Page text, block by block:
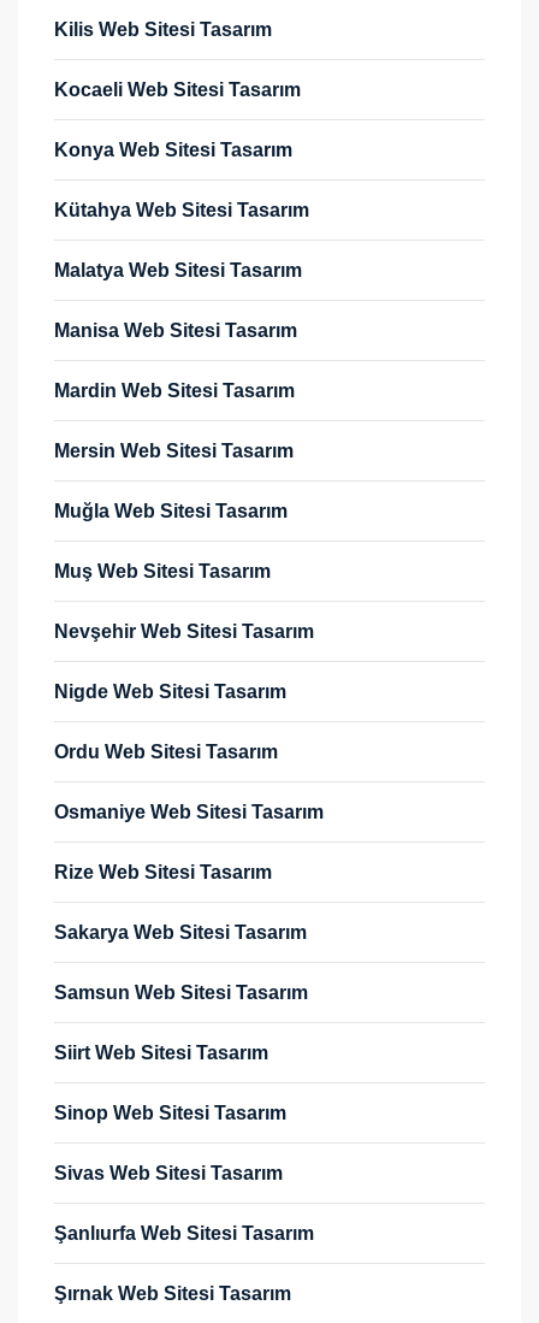
Kilis Web Sitesi Tasarım
Kocaeli Web Sitesi Tasarım
Konya Web Sitesi Tasarım
Kütahya Web Sitesi Tasarım
Malatya Web Sitesi Tasarım
Manisa Web Sitesi Tasarım
Mardin Web Sitesi Tasarım
Mersin Web Sitesi Tasarım
Muğla Web Sitesi Tasarım
Muş Web Sitesi Tasarım
Nevşehir Web Sitesi Tasarım
Nigde Web Sitesi Tasarım
Ordu Web Sitesi Tasarım
Osmaniye Web Sitesi Tasarım
Rize Web Sitesi Tasarım
Sakarya Web Sitesi Tasarım
Samsun Web Sitesi Tasarım
Siirt Web Sitesi Tasarım
Sinop Web Sitesi Tasarım
Sivas Web Sitesi Tasarım
Şanlıurfa Web Sitesi Tasarım
Şırnak Web Sitesi Tasarım